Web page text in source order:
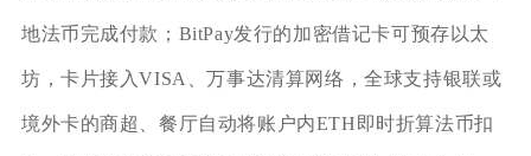
地法币完成付款；BitPay发行的加密借记卡可预存以太
坊，卡片接入VISA、万事达清算网络，全球支持银联或
境外卡的商超、餐厅自动将账户内ETH即时折算法币扣